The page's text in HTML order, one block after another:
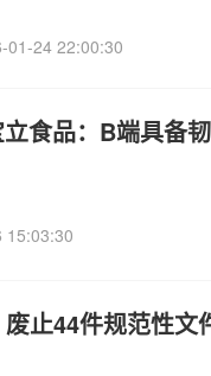
01-24 22:00:30
立食品：B端具备
15:03:30
止44件规范性文